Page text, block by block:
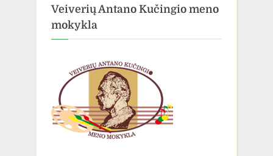
Veiverių Antano Kučingio meno
mokykla